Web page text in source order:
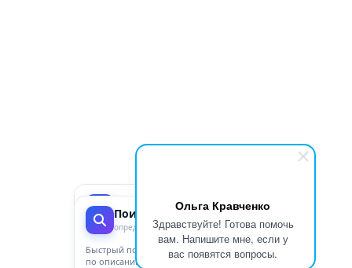
Ольга Кравченко
Здравствуйте! Готова помочь
вам. Напишите мне, если у
вас появятся вопросы.
ГосПоинт
автоматизация 44-ФЗ
Планирование, Подготовка,
Закупки, Контракты, Поставщики,
Отчетность и Аналитика
Поиск ОКПД2
определение кода
Быстрый подбор кода ОКПД2
по описанию товара или услуги